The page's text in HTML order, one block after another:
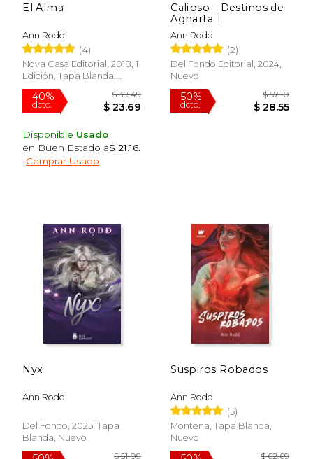
El Alma
Ann Rodd
(4)
Nova Casa Editorial, 2018, 1
Edición, Tapa Blanda,
Nuevo
40%
dcto. $ 23.69
Disponible Usado
en Buen Estado a$ 21.16
Comprar Usado
Calipso - Destinos de
Agharta 1
Ann Rodd
(2)
Del Fondo Editorial, 2024,
Nuevo
50%
dcto.
Nyx
Ann Rodd
Del Fondo, 2025, Tapa
Blanda, Nuevo
Suspiros Robados
Ann Rodd
(5)
Montena, Tapa Blanda,
Nuevo